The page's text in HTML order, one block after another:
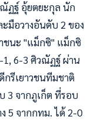
ฏฐ์ อุ้ยตยะกุล นัก
มือวางอันดับ 2 ของ
าชนะ "แม็กซิ" แม็กซิ
1, 6-3 ศิวณัฏฐ์ ผ่าน
กรีเยาวชนทีมชาติ
3 จากภูเก็ต ที่รอบ
5 จากกทม. ได้ 2-0